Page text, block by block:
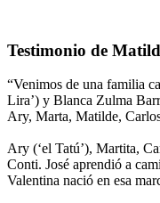
Testimonio de
“Venimos de una familia
Lira’) y Blanca Zulma
Ary, Marta, Matilde,
Ary (‘el Tatú’), Martita,
Conti. José aprendió a
Valentina nació en esa